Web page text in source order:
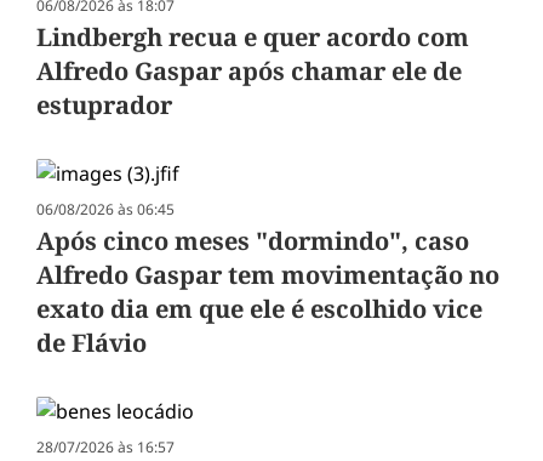
06/08/2026 às 18:07
Lindbergh recua e quer acordo com
Alfredo Gaspar após chamar ele de
estuprador
06/08/2026 às 06:45
Após cinco meses "dormindo", caso
Alfredo Gaspar tem movimentação no
exato dia em que ele é escolhido vice
de Flávio
28/07/2026 às 16:57